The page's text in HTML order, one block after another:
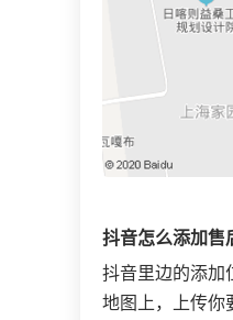
抖音怎么添加售
抖音里边的添加
地图上，上传你